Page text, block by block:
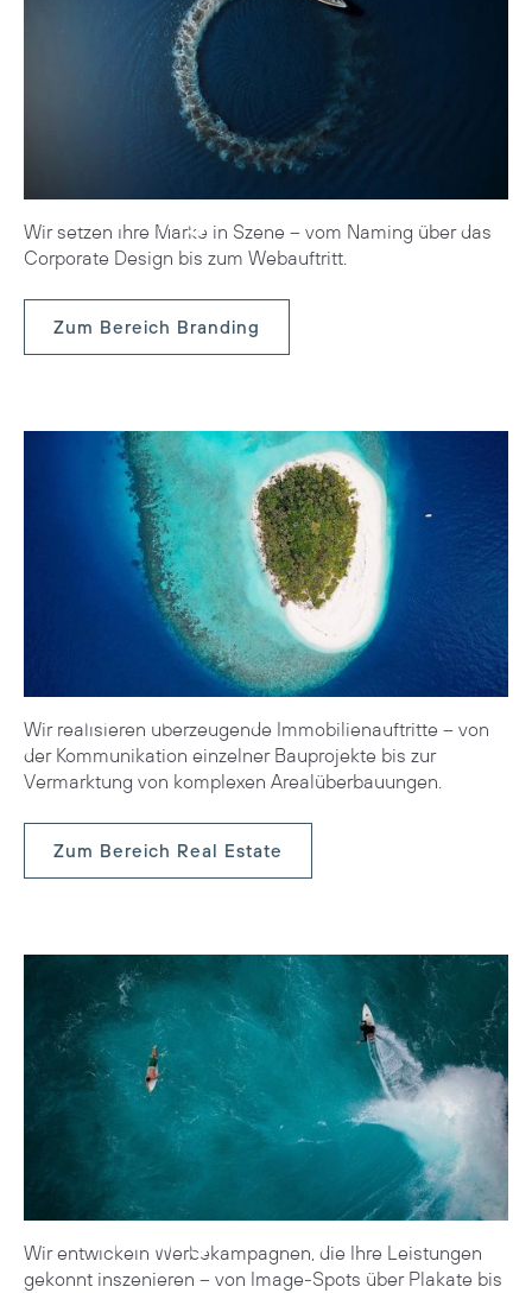
Branding
Wir setzen Ihre Marke in Szene – vom Naming über das
Corporate Design bis zum Webauftritt.
Zum Bereich Branding
Real Estate
Wir realisieren überzeugende Immobilienauftritte – von
der Kommunikation einzelner Bauprojekte bis zur
Vermarktung von komplexen Arealüberbauungen.
Zum Bereich Real Estate
Werbung
Wir entwickeln Werbekampagnen, die Ihre Leistungen
gekonnt inszenieren – von Image-Spots über Plakate bis